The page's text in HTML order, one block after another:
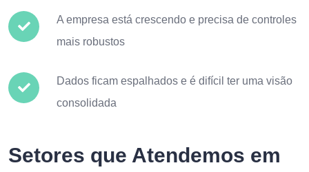
A empresa está crescendo e precisa de controles
mais robustos
Dados ficam espalhados e é difícil ter uma visão
consolidada
Setores que Atendemos em